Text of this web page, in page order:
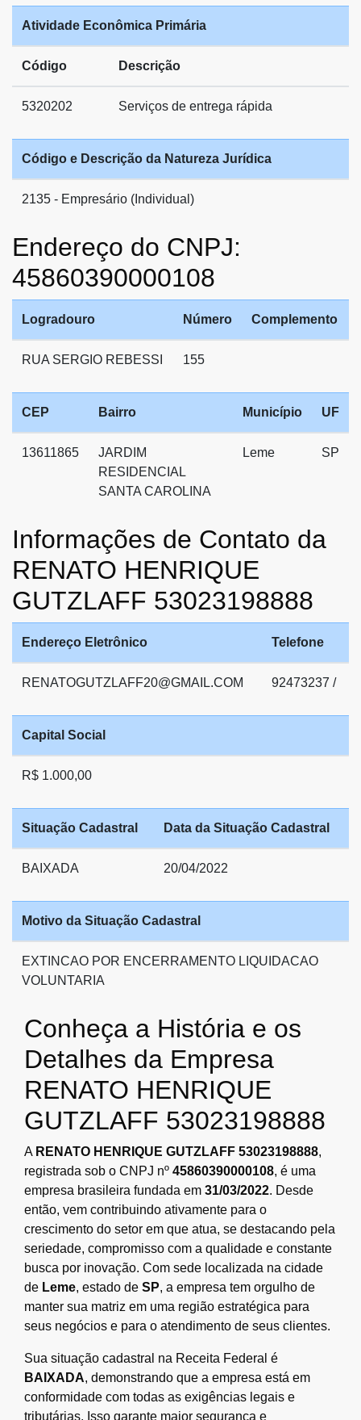
Atividade Econômica Primária
Código Descrição
5320202 Serviços de entrega rápida
Código e Descrição da Natureza Jurídica
2135 - Empresário (Individual)
Endereço do CNPJ:
45860390000108
Logradouro Número Complemento
RUA SERGIO REBESSI 155
CEP Bairro Município UF
13611865
JARDIM
RESIDENCIAL
SANTA CAROLINA
Leme SP
Informações de Contato da
RENATO HENRIQUE
GUTZLAFF 53023198888
Endereço Eletrônico Telefone
RENATOGUTZLAFF20@GMAIL.COM 92473237 /
Capital Social
R$ 1.000,00
Situação Cadastral Data da Situação Cadastral
BAIXADA 20/04/2022
Motivo da Situação Cadastral
EXTINCAO POR ENCERRAMENTO LIQUIDACAO
VOLUNTARIA
Conheça a História e os
Detalhes da Empresa
RENATO HENRIQUE
GUTZLAFF 53023198888
A RENATO HENRIQUE GUTZLAFF 53023198888,
registrada sob o CNPJ nº 45860390000108, é uma
empresa brasileira fundada em 31/03/2022. Desde
então, vem contribuindo ativamente para o
crescimento do setor em que atua, se destacando pela
seriedade, compromisso com a qualidade e constante
busca por inovação. Com sede localizada na cidade
de Leme, estado de SP, a empresa tem orgulho de
manter sua matriz em uma região estratégica para
seus negócios e para o atendimento de seus clientes.
Sua situação cadastral na Receita Federal é
BAIXADA, demonstrando que a empresa está em
conformidade com todas as exigências legais e
tributárias. Isso garante maior segurança e